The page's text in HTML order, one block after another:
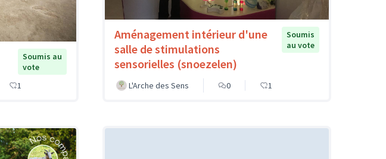
Soumis au
vote
1
Aménagement intérieur d'une
salle de stimulations
sensorielles (snoezelen)
Soumis
au vote
L'Arche des Sens 0 1